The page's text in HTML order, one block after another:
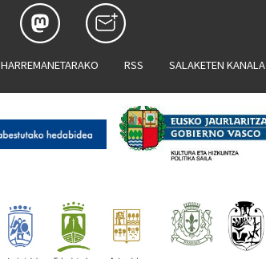
HARREMANETARAKO RSS SALAKETEN KANALA